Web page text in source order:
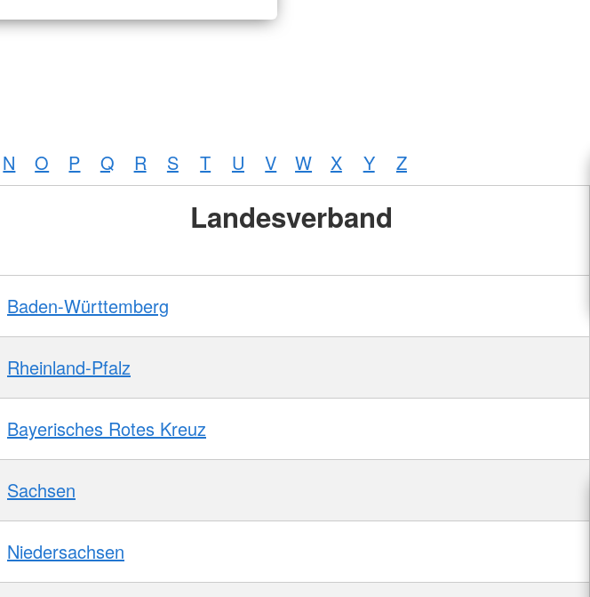
N O P Q R S T U V W X Y Z
Landesverband
Baden-Württemberg
Rheinland-Pfalz
Bayerisches Rotes Kreuz
Sachsen
Niedersachsen